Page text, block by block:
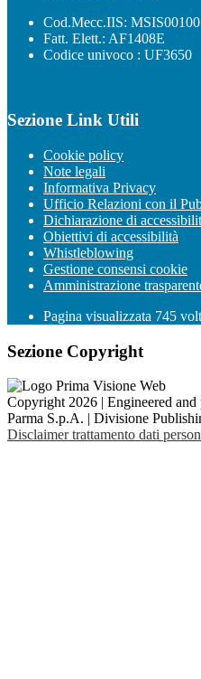
Cod.Mecc.IIS:
Fatt. Elett.: AF1408E
Codice univoco : UF3650
Sezione Link Utili
Cookie policy
Note legali
Informativa Privacy
Ufficio Relazioni con il
Dichiarazione di
Obiettivi di accessibilità
Whistleblowing
Gestione consensi cookie
Amministrazione
Pagina visualizzata 745
Sezione Copyright
Copyright 2026 | Engineered
Parma S.p.A. | Divisione
Disclaimer trattamento dati